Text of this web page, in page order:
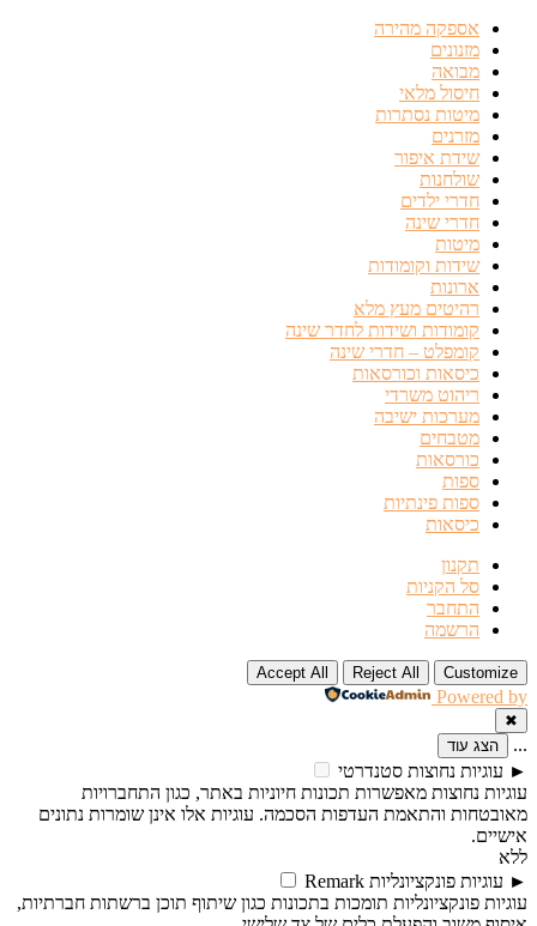
אספקה מהירה
מזנונים
מבואה
חיסול מלאי
מיטות נסתרות
מזרנים
שידת איפור
שולחנות
חדרי ילדים
חדרי שינה
מיטות
שידות וקומודות
ארונות
רהיטים מעץ מלא
קומודות ושידות לחדר שינה
קומפלט – חדרי שינה
כיסאות וכורסאות
ריהוט משרדי
מערכות ישיבה
מטבחים
כורסאות
ספות
ספות פינתיות
כיסאות
תקנון
סל הקניות
התחבר
הרשמה
Customize
Reject All
Accept All
Powered by
✖
... הצג עוד
► עוגיות נחוצות סטנדרטי
עוגיות נחוצות מאפשרות תכונות חיוניות באתר, כגון התחברויות
מאובטחות והתאמת העדפות הסכמה. עוגיות אלו אינן שומרות נתונים
אישיים.
ללא
► עוגיות פונקציונליות Remark
עוגיות פונקציונליות תומכות בתכונות כגון שיתוף תוכן ברשתות חברתיות,